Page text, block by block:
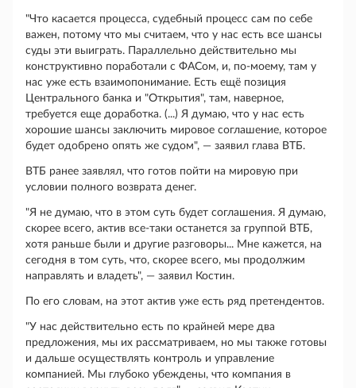
"Что касается процесса, судебный процесс сам по себе
важен, потому что мы считаем, что у нас есть все шансы
суды эти выиграть. Параллельно действительно мы
конструктивно поработали с ФАСом, и, по-моему, там у
нас уже есть взаимопонимание. Есть ещё позиция
Центрального банка и "Открытия", там, наверное,
требуется еще доработка. (...) Я думаю, что у нас есть
хорошие шансы заключить мировое соглашение, которое
будет одобрено опять же судом", — заявил глава ВТБ.
ВТБ ранее заявлял, что готов пойти на мировую при
условии полного возврата денег.
"Я не думаю, что в этом суть будет соглашения. Я думаю,
скорее всего, актив все-таки останется за группой ВТБ,
хотя раньше были и другие разговоры... Мне кажется, на
сегодня в том суть, что, скорее всего, мы продолжим
направлять и владеть", — заявил Костин.
По его словам, на этот актив уже есть ряд претендентов.
"У нас действительно есть по крайней мере два
предложения, мы их рассматриваем, но мы также готовы
и дальше осуществлять контроль и управление
компанией. Мы глубоко убеждены, что компания в